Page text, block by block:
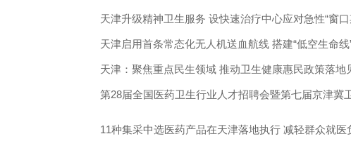
天津升级精神卫生服务 设快速治疗中心应对急性“窗口
天津启用首条常态化无人机送血航线 搭建“低空生命线
天津：聚焦重点民生领域 推动卫生健康惠民政策落地
第28届全国医药卫生行业人才招聘会暨第七届京津冀
11种集采中选医药产品在天津落地执行 减轻群众就医